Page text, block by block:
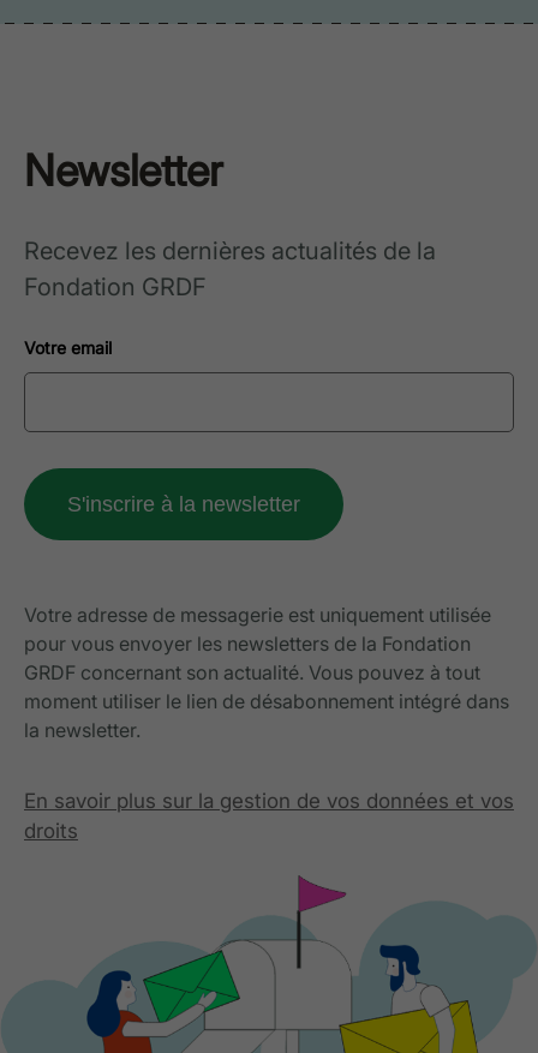
Newsletter
Recevez les dernières actualités de la
Fondation GRDF
Votre email
Votre adresse de messagerie est uniquement utilisée
pour vous envoyer les newsletters de la Fondation
GRDF concernant son actualité. Vous pouvez à tout
moment utiliser le lien de désabonnement intégré dans
la newsletter.
En savoir plus sur la gestion de vos données et vos
droits